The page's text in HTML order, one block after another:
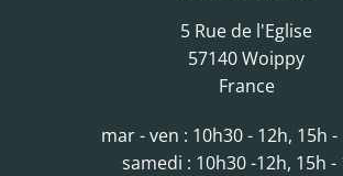
5 Rue de l'Eglise
57140 Woippy
France
mar - ven : 10h30 - 12h, 15h -
samedi : 10h30 -12h, 15h -